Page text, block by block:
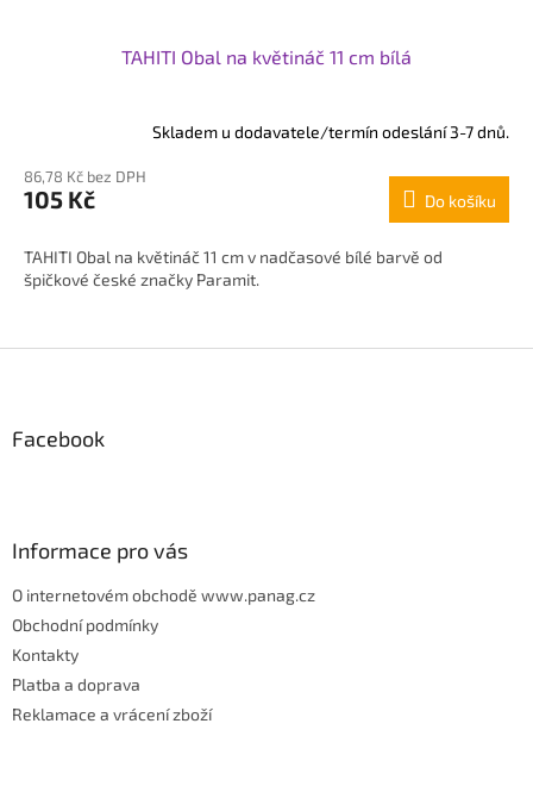
TAHITI Obal na květináč 11 cm bílá
Skladem u dodavatele/termín odeslání 3-7 dnů.
86,78 Kč bez DPH
105 Kč Do košíku
TAHITI Obal na květináč 11 cm v nadčasové bílé barvě od
špičkové české značky Paramit.
Z
aFacebook
Informace pro vás
O internetovém obchodě www.panag.cz
Obchodní podmínky
Kontakty
Platba a doprava
Reklamace a vrácení zboží